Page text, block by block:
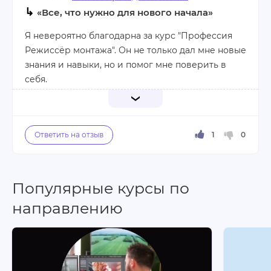
Минусы:
↳ «Все, что нужно для нового начала»
Я невероятно благодарна за курс "Профессия
Режиссёр монтажа". Он не только дал мне новые
знания и навыки, но и помог мне поверить в
себя.
новые свершения, а постоянная обратная связь
позволяла мне расти профессионально.
увлекательным.
Благодаря этому курсу, я открыла в себе талант
режиссера монтажа и готова покорять новые
вершины.
Популярные курсы по
направлению